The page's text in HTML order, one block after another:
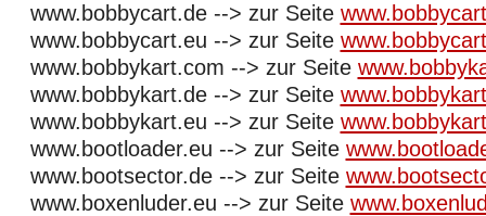
www.bobbycart.de --> zur Seite
www.bobbycart.eu --> zur Seite
www.bobbykart.com --> zur Seite
www.bobbykart.de --> zur Seite
www.bobbykart.eu --> zur Seite
www.bootloader.eu --> zur Seite
www.bootsector.de --> zur Seite
www.boxenluder.eu --> zur Seite